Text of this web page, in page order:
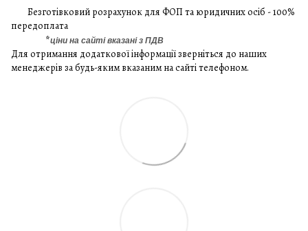
Безготівковий розрахунок для ФОП та юридичних осіб - 100%
передоплата
*ціни на сайті вказані з ПДВ
Для отримання додаткової інформації зверніться до наших
менеджерів за будь-яким вказаним на сайті телефоном.